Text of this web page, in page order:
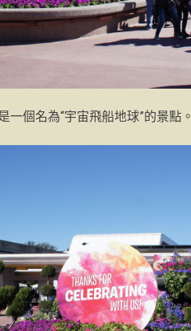
個名為“宇宙飛船地球”的景點。